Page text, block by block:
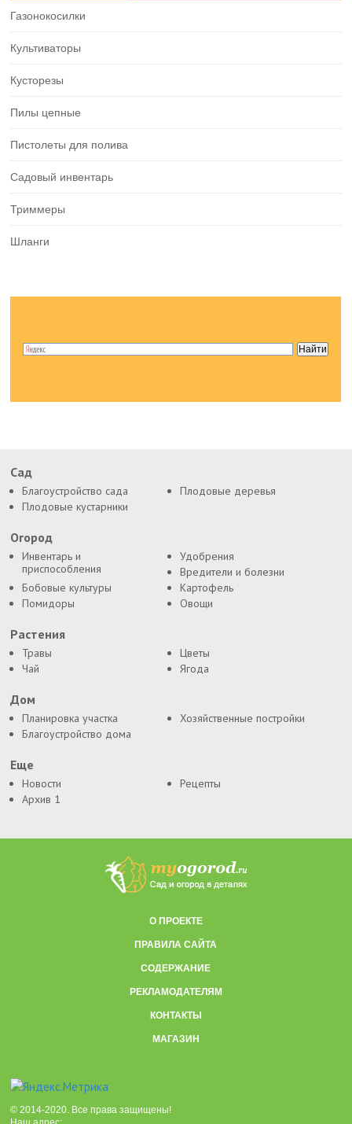
Газонокосилки
Культиваторы
Кусторезы
Пилы цепные
Пистолеты для полива
Садовый инвентарь
Триммеры
Шланги
Сад
Благоустройство сада
Плодовые деревья
Плодовые кустарники
Огород
Инвентарь и
приспособления
Удобрения
Вредители и болезни
Бобовые культуры
Картофель
Помидоры
Овощи
Растения
Травы
Цветы
Чай
Ягода
Дом
Планировка участка
Хозяйственные постройки
Благоустройство дома
Еще
Новости
Рецепты
Архив 1
О ПРОЕКТЕ
ПРАВИЛА САЙТА
СОДЕРЖАНИЕ
РЕКЛАМОДАТЕЛЯМ
КОНТАКТЫ
МАГАЗИН
© 2014-2020. Все права защищены!